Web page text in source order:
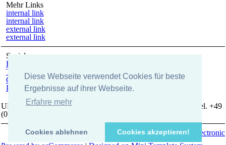
Diese Webseite verwendet Cookies für beste
Ergebnisse auf ihrer Webseite.
Erfahre mehr
Cookies ablehnen Cookies akzeptieren!
Mehr Links
internal link
internal link
external link
external link
Social
Facebook
Twitter
Google +
Pinterest
UK-electronic Jonas Lauer Ringstrasse 8 66894 Krähenberg Tel. +49
(0)171 5347831
Copyright © 2026uk-electronic